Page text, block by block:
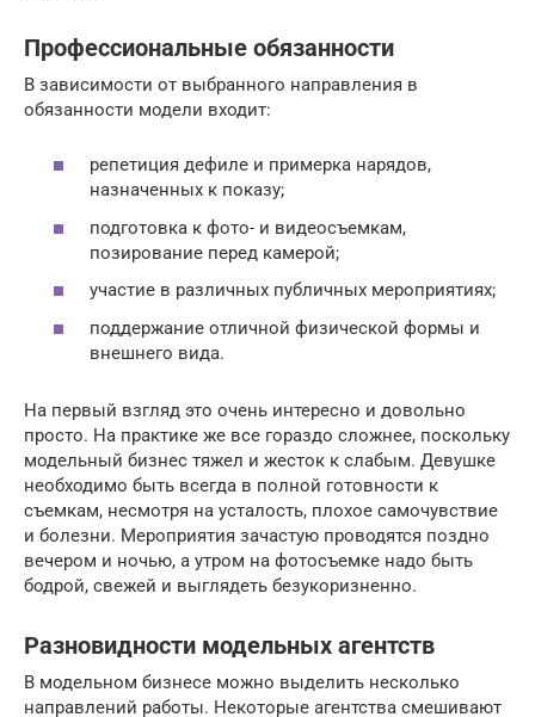
Профессиональные обязанности
В зависимости от выбранного направления в
обязанности модели входит:
репетиция дефиле и примерка нарядов,
назначенных к показу;
подготовка к фото- и видеосъемкам,
позирование перед камерой;
участие в различных публичных мероприятиях;
поддержание отличной физической формы и
внешнего вида.
На первый взгляд это очень интересно и довольно
просто. На практике же все гораздо сложнее, поскольку
модельный бизнес тяжел и жесток к слабым. Девушке
необходимо быть всегда в полной готовности к
съемкам, несмотря на усталость, плохое самочувствие
и болезни. Мероприятия зачастую проводятся поздно
вечером и ночью, а утром на фотосъемке надо быть
бодрой, свежей и выглядеть безукоризненно.
Разновидности модельных агентств
В модельном бизнесе можно выделить несколько
направлений работы. Некоторые агентства смешивают